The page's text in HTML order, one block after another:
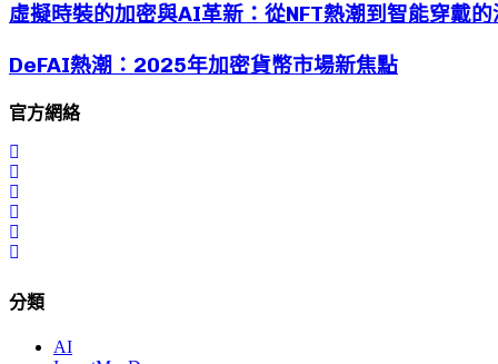
虛擬時裝的加密與AI革新：從NFT熱潮到智能穿戴的
DeFAI熱潮：2025年加密貨幣市場新焦點
官方網絡
分類
AI